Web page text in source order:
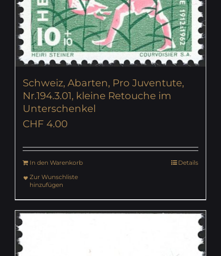
Schweiz, Abarten, Pro Juventute,
Nr.194.3.01, kleine Retouche im
Unterschenkel
CHF 4.00
In den Warenkorb
Details
Zur Wunschliste
hinzufügen